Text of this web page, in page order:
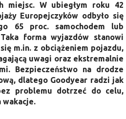
miejsc. W ubiegłym roku 42
Europejczyków odbyło się
65 proc. samochodem lub
forma wyjazdów stanowi
m.in. z obciążeniem pojazdu,
uwagi oraz ekstremalnie
Bezpieczeństwo na drodze
dlatego Goodyear radzi jak
problemu dotrzeć do celu,
wakacje.